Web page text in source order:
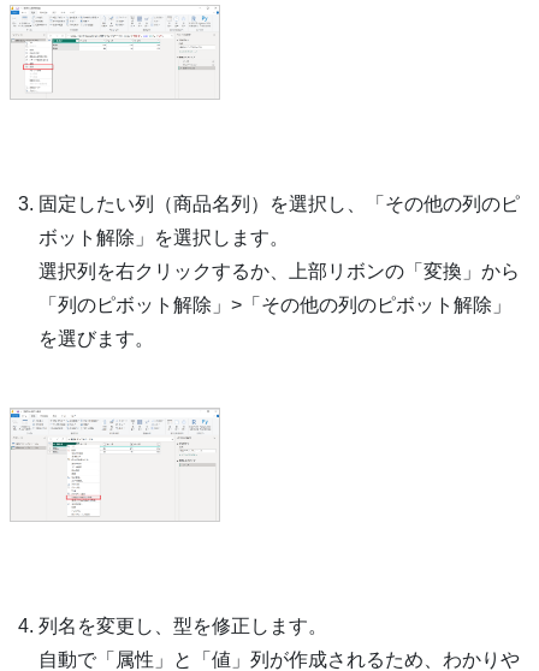
固定したい列（商品名列）を選択し、「その他の列のピ
ボット解除」を選択します。
選択列を右クリックするか、上部リボンの「変換」から
「列のピボット解除」>「その他の列のピボット解除」
を選びます。
列名を変更し、型を修正します。
自動で「属性」と「値」列が作成されるため、わかりや